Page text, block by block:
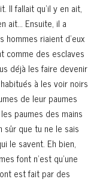
Il fallait qu’il y en ait,
ait… Ensuite, il a
riaient d’eux
comme des esclaves
déjà les faire devenir
à les voir noirs
de leur paumes
paumes des mains
sûr que tu ne le sais
le savent. Eh bien,
font n’est qu’une
est fait par des